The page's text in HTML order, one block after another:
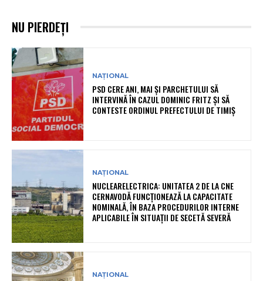
NU PIERDEȚI
NAȚIONAL
PSD CERE ANI, MAI ȘI PARCHETULUI SĂ
INTERVINĂ ÎN CAZUL DOMINIC FRITZ ȘI SĂ
CONTESTE ORDINUL PREFECTULUI DE TIMIȘ
NAȚIONAL
NUCLEARELECTRICA: UNITATEA 2 DE LA CNE
CERNAVODĂ FUNCȚIONEAZĂ LA CAPACITATE
NOMINALĂ, ÎN BAZA PROCEDURILOR INTERNE
APLICABILE ÎN SITUAȚII DE SECETĂ SEVERĂ
NAȚIONAL